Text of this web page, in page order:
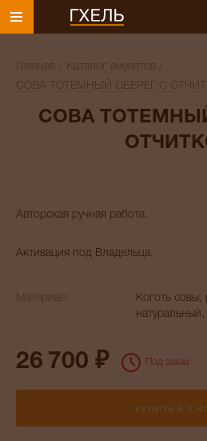
Главная
Каталог амулетов
СОВА ТОТЕМНЫЙ ОБЕРЕГ С
СОВА ТОТЕМНЫЙ ОБЕРЕГ С
Авторская ручная работа.
Активация под Владельца.
Материал:
Коготь совы,
натуральный,
26 700 ₽ Под заказ
КУПИТЬ В 1